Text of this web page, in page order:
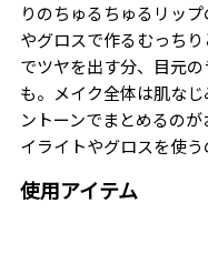
りのちゅるちゅるリッ
やグロスで作るむっち
でツヤを出す分、目元
も。メイク全体は肌な
ントーンでまとめるの
イライトやグロスを使
使用アイテム